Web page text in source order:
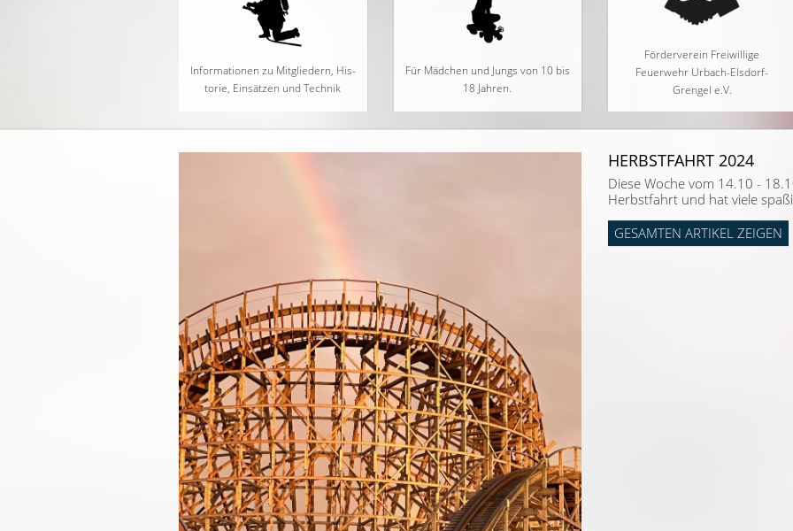
Informa­tio­nen zu Mit­glie­dern, His­
to­rie, Ein­sät­zen und Tech­nik
Für Mädchen und Jungs von 10 bis
18 Jahren.
Förderverein Freiwillige
Feuerwehr Urbach-Elsdorf-
Grengel e.V.
HERBSTFAHRT 2024
Diese Woche vom 14.10 -
Herbstfahrt und hat viele
GESAMTEN ARTIKEL ZEIGEN